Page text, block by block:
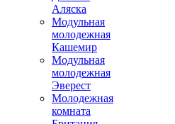
Аляска
Модульная
молодежная
Кашемир
Модульная
молодежная
Эверест
Молодежная
комната